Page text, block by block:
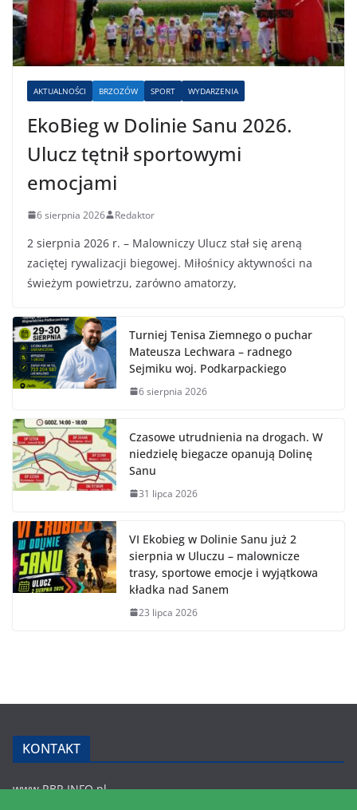
AKTUALNOŚCI BRZOZÓW SPORT WYDARZENIA
EkoBieg w Dolinie Sanu 2026.
Ulucz tętnił sportowymi
emocjami
6 sierpnia 2026 Redaktor
2 sierpnia 2026 r. – Malowniczy Ulucz stał się areną
zaciętej rywalizacji biegowej. Miłośnicy aktywności na
świeżym powietrzu, zarówno amatorzy,
Turniej Tenisa Ziemnego o puchar
Mateusza Lechwara – radnego
Sejmiku woj. Podkarpackiego
6 sierpnia 2026
Czasowe utrudnienia na drogach. W
niedzielę biegacze opanują Dolinę
Sanu
31 lipca 2026
VI Ekobieg w Dolinie Sanu już 2
sierpnia w Uluczu – malownicze
trasy, sportowe emocje i wyjątkowa
kładka nad Sanem
23 lipca 2026
KONTAKT
www.RBR.INFO.pl